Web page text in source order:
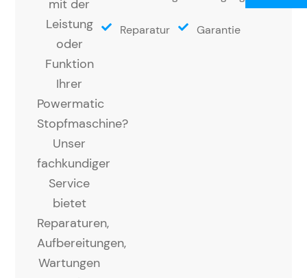
mit der
Leistung
oder
Funktion
Ihrer
Powermatic
Stopfmaschine?
Unser
fachkundiger
Service
bietet
Reparaturen,
Aufbereitungen,
Wartungen
Reparatur Garantie